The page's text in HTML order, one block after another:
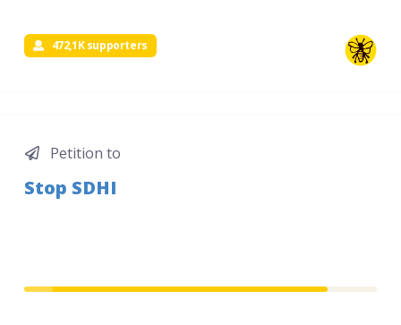
472,1K supporters
Petition to
Stop SDHI